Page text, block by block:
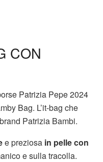
CON
Patrizia Pepe 2024
Bag. L’it-bag che
Patrizia Bambi.
e preziosa in pelle con
e sulla tracolla.